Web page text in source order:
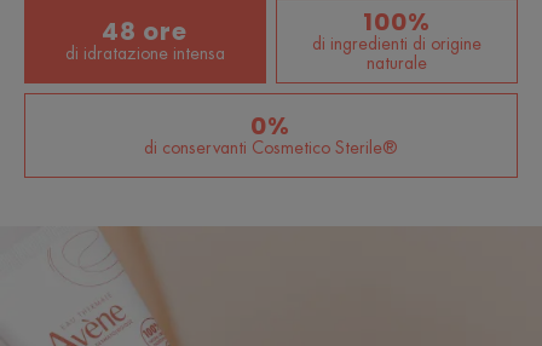
48 ore
di idratazione intensa
100%
di ingredienti di origine
naturale
0%
di conservanti Cosmetico Sterile®